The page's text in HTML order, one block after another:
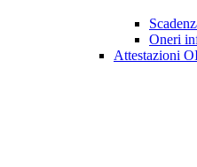
Oneri
Attestazioni